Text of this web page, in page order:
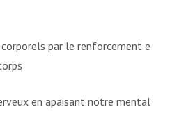
par le renforcement et
en apaisant notre mental.